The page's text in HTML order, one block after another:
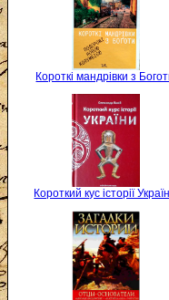
Короткі мандрівки з
Короткий кус історії